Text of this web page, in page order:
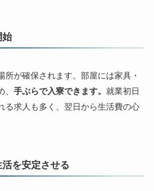
始
所が確保されます。部屋には家具・
手ぶらで入寮できます。 就業初日
る求人も多く、翌日から生活費の心
を安定させる